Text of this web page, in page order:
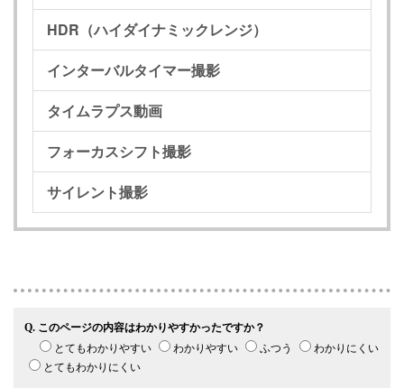
HDR（ハイダイナミックレンジ）
インターバルタイマー撮影
タイムラプス動画
フォーカスシフト撮影
サイレント撮影